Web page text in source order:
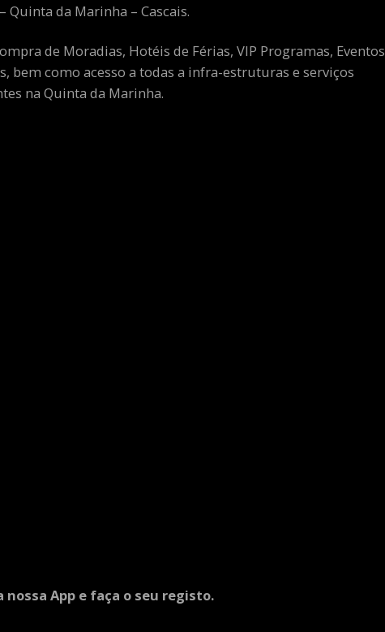
– Quinta da Marinha – Cascais.
de Moradias, Hotéis de Férias, VIP Programas, Eventos
bem como acesso a todas a infra-estruturas e serviços
na Quinta da Marinha.
nossa App e faça o seu registo.